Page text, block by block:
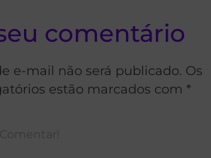
comentário
e-mail não será publicado. Os
estão marcados com *